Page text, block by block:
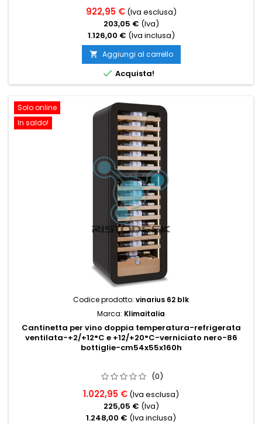
922,95 € (Iva esclusa)
203,05 € (Iva)
1.126,00 € (Iva inclusa)
 Aggiungi al carrello
 Acquista!
Solo online
In saldo!
Codice prodotto: vinarius 62 blk
Marca: Klimaitalia
Cantinetta per vino doppia temperatura-refrigerata
ventilata-+2/+12°C e +12/+20°C-verniciato nero-86
bottiglie-cm54x55x160h
(0)
1.022,95 € (Iva esclusa)
225,05 € (Iva)
1.248,00 € (Iva inclusa)